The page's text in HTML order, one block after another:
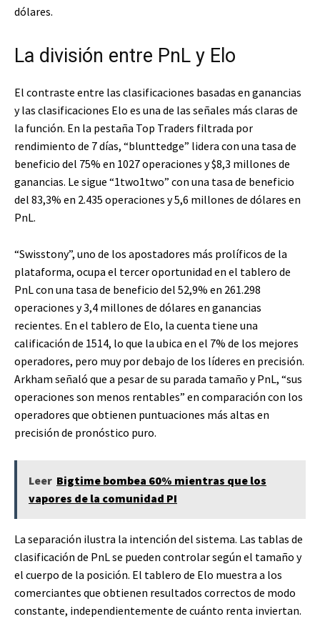
dólares.
La división entre PnL y Elo
El contraste entre las clasificaciones basadas en ganancias
y las clasificaciones Elo es una de las señales más claras de
la función. En la pestaña Top Traders filtrada por
rendimiento de 7 días, “blunttedge” lidera con una tasa de
beneficio del 75% en 1027 operaciones y $8,3 millones de
ganancias. Le sigue “1two1two” con una tasa de beneficio
del 83,3% en 2.435 operaciones y 5,6 millones de dólares en
PnL.
“Swisstony”, uno de los apostadores más prolíficos de la
plataforma, ocupa el tercer oportunidad en el tablero de
PnL con una tasa de beneficio del 52,9% en 261.298
operaciones y 3,4 millones de dólares en ganancias
recientes. En el tablero de Elo, la cuenta tiene una
calificación de 1514, lo que la ubica en el 7% de los mejores
operadores, pero muy por debajo de los líderes en precisión.
Arkham señaló que a pesar de su parada tamaño y PnL, “sus
operaciones son menos rentables” en comparación con los
operadores que obtienen puntuaciones más altas en
precisión de pronóstico puro.
Leer Bigtime bombea 60% mientras que los
vapores de la comunidad PI
La separación ilustra la intención del sistema. Las tablas de
clasificación de PnL se pueden controlar según el tamaño y
el cuerpo de la posición. El tablero de Elo muestra a los
comerciantes que obtienen resultados correctos de modo
constante, independientemente de cuánto renta inviertan.